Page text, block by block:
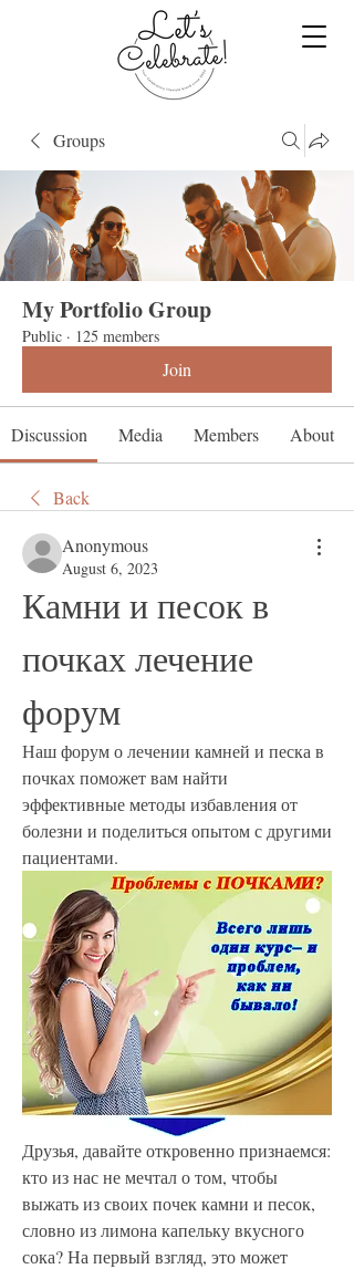
Groups
My Portfolio Group
Public · 125 members
Join
Discussion Media Members About
Back
Anonymous
August 6, 2023
Камни и песок в
почках лечение
форум
Наш форум о лечении камней и песка в
почках поможет вам найти
эффективные методы избавления от
болезни и поделиться опытом с другими
пациентами.
Друзья, давайте откровенно признаемся:
кто из нас не мечтал о том, чтобы
выжать из своих почек камни и песок,
словно из лимона капельку вкусного
сока? На первый взгляд, это может